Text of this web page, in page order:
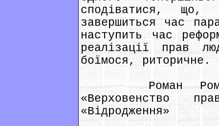
сподіватися, що,
завершиться час
наступить час
реалізації прав
боїмося, риторичне.
Роман
«Верховенство
«Відродження»